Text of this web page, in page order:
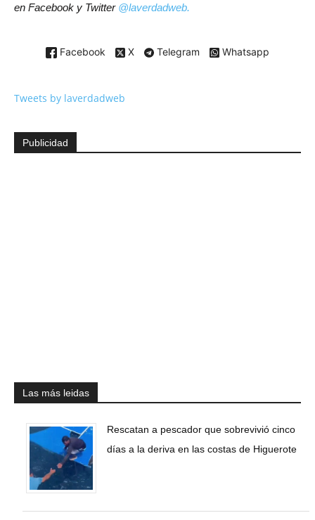
en Facebook y Twitter @laverdadweb.
Facebook X Telegram Whatsapp
Tweets by laverdadweb
Publicidad
Las más leidas
Rescatan a pescador que sobrevivió cinco
días a la deriva en las costas de Higuerote